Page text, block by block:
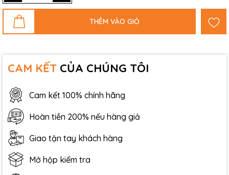
THÊM VÀO GIỎ
CAM KẾT CỦA CHÚNG TÔI
Cam kết 100% chính hãng
Hoàn tiền 200% nếu hàng giả
Giao tận tay khách hàng
Mở hộp kiểm tra